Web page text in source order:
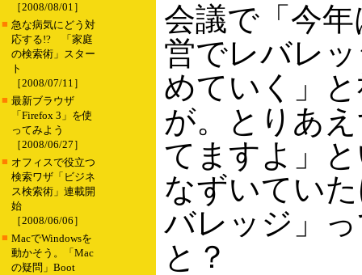
［2008/08/01］
■ 急な病気にどう対
応する!? 「家庭
の検索術」スター
ト
［2008/07/11］
■ 最新ブラウザ
「Firefox 3」を使
ってみよう
［2008/06/27］
■ オフィスで役立つ
検索ワザ「ビジネ
ス検索術」連載開
始
［2008/06/06］
■ MacでWindowsを
動かそう。「Mac
の疑問」Boot
会議で「今
営でレバレ
めていく」
が。とりあ
てますよ」
なずいてい
バレッジ」
と？